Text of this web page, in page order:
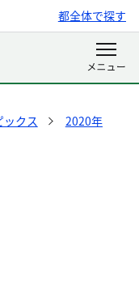
都全体で探す
ックス
2020年